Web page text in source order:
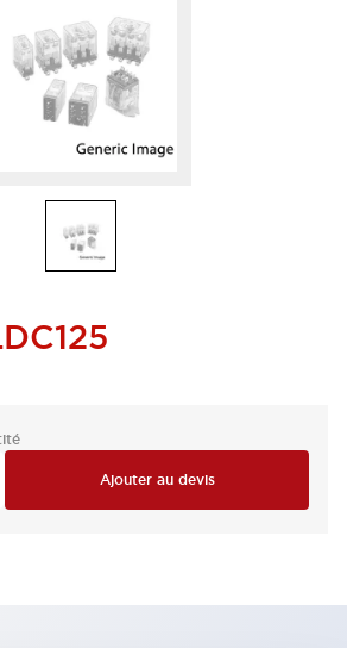
Ajouter au devis